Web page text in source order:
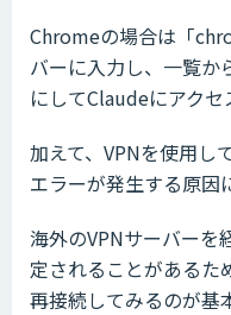
Chromeの場合は「
バーに入力し、一覧か
にしてClaudeにアクセ
加えて、VPNを使用し
エラーが発生する原因
海外のVPNサーバーを
定されることがあるた
再接続してみるのが基